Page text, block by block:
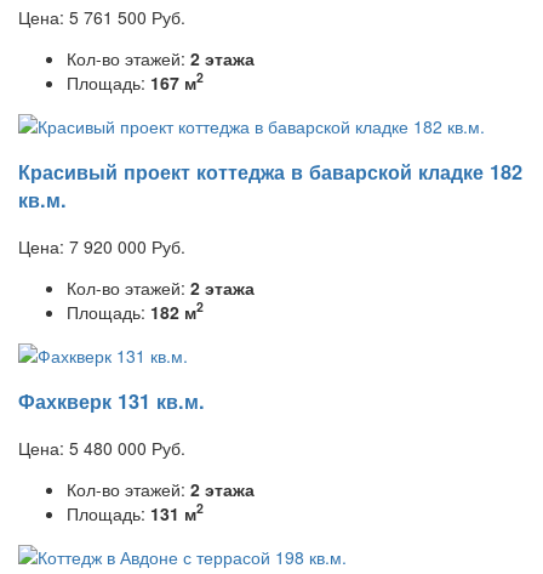
Цена: 5 761 500 Руб.
Кол-во этажей: 2 этажа
Площадь: 167 м2
Красивый проект коттеджа в баварской кладке 182
кв.м.
Цена: 7 920 000 Руб.
Кол-во этажей: 2 этажа
Площадь: 182 м2
Фахкверк 131 кв.м.
Цена: 5 480 000 Руб.
Кол-во этажей: 2 этажа
Площадь: 131 м2